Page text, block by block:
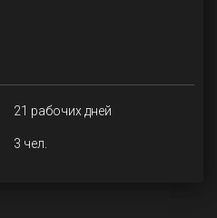
21 рабочих дней
3 чел.